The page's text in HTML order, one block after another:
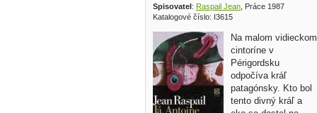
Spisovatel: Raspail Jean , Práce 1987
Katalogové číslo: I3615
Na malom vidieckom
cintoríne v
Périgordsku
odpočíva kráľ
patagónsky. Kto bol
tento divný kráľ a